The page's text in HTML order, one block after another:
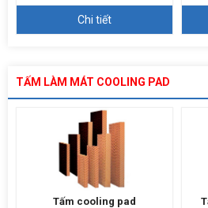
Chi tiết
TẤM LÀM MÁT COOLING PAD
Tấm cooling pad